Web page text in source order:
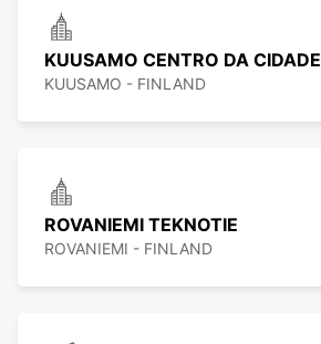
KUUSAMO CENTRO DA CIDADE
KUUSAMO - FINLAND
ROVANIEMI TEKNOTIE
ROVANIEMI - FINLAND